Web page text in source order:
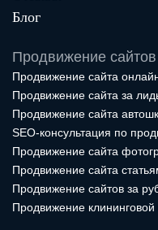
Блог
Продвижение сайтов
Продвижение сайта
Продвижение сайта за
Продвижение сайта
SEO-консультация по
Продвижение сайта
Продвижение сайта
Продвижение сайтов за
Продвижение